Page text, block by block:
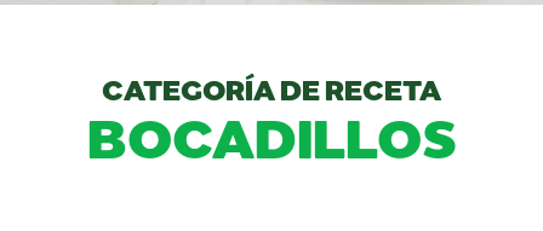
CATEGORÍA DE RECETA
BOCADILLOS